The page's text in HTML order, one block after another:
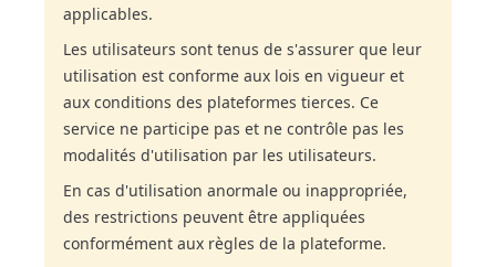
applicables.
Les utilisateurs sont tenus de s'assurer que leur
utilisation est conforme aux lois en vigueur et
aux conditions des plateformes tierces. Ce
service ne participe pas et ne contrôle pas les
modalités d'utilisation par les utilisateurs.
En cas d'utilisation anormale ou inappropriée,
des restrictions peuvent être appliquées
conformément aux règles de la plateforme.